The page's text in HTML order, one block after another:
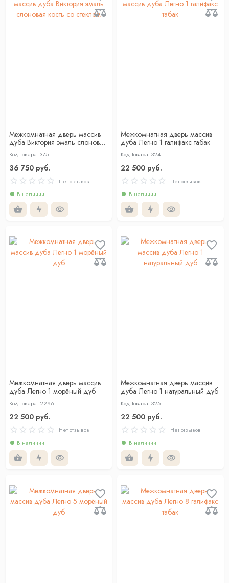
Межкомнатная дверь массив
дуба Виктория эмаль слоновая
кость со стеклом
Код Товара: 375
36 750 руб.
Нет отзывов
В наличии
Межкомнатная дверь массив
дуба Легно 1 галифакс табак
Код Товара: 324
22 500 руб.
Нет отзывов
В наличии
Межкомнатная дверь массив
дуба Легно 1 морёный дуб
Код Товара: 2296
22 500 руб.
Нет отзывов
В наличии
Межкомнатная дверь массив
дуба Легно 1 натуральный дуб
Код Товара: 325
22 500 руб.
Нет отзывов
В наличии